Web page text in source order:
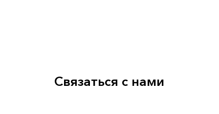
Связаться с нами